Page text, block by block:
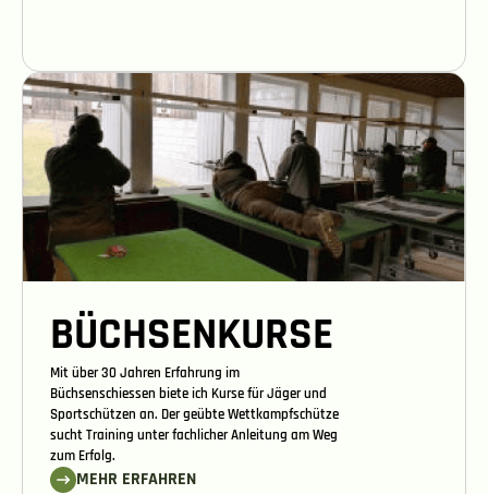
BÜCHSENKURSE
Mit über 30 Jahren Erfahrung im
Büchsenschiessen biete ich Kurse für Jäger und
Sportschützen an. Der geübte Wettkampfschütze
sucht Training unter fachlicher Anleitung am Weg
zum Erfolg.
MEHR ERFAHREN